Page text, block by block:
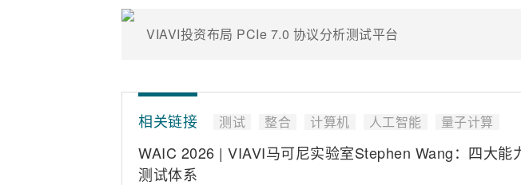
VIAVI投资布局 PCIe 7.0 协议分析测试平台
相关链接 测试 整合 计算机 人工智能 量子计算
WAIC 2026 | VIAVI马可尼实验室Stephen Wang：四大能
测试体系